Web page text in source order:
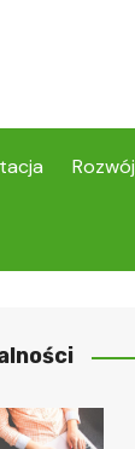
Rozwój